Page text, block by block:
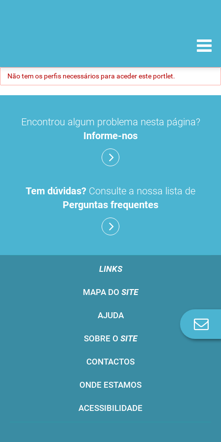
Não tem os perfis necessários para aceder este portlet.
Encontrou algum problema nesta página?
Informe-nos
Tem dúvidas? Consulte a nossa lista de
Perguntas frequentes
LINKS
MAPA DO SITE
AJUDA
SOBRE O SITE
CONTACTOS
ONDE ESTAMOS
ACESSIBILIDADE